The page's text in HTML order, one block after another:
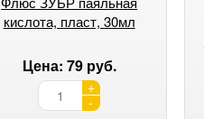
кислота, пласт, 30мл
Цена: 79 руб.
+
-